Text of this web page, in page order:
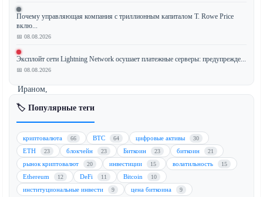
$1
млрд
в
криптовалюте,
связанной
Ираном,
что
из
крупнейших
конфискаций
криптоактивов
в
Почему управляющая компания с триллионным капиталом T. Rowe Price
вклю...
📅 08.08.2026
Эксплойт сети Lightning Network осушает платежные серверы: предупрежде...
📅 08.08.2026
🏷️ Популярные теги
криптовалюта 66 BTC 64 цифровые активы 30
ETH 23 блокчейн 23 Биткоин 23 биткоин 21
рынок криптовалют 20 инвестиции 15 волатильность 15
Ethereum 12 DeFi 11 Bitcoin 10
институциональные инвести 9 цена биткоина 9